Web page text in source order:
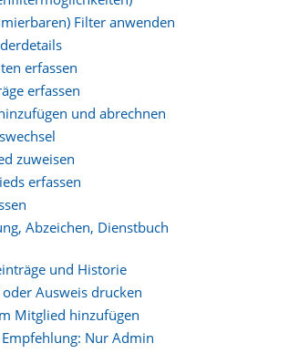
Filter anwenden
erfassen
erfassen
und abrechnen
zuweisen
erfassen
Abzeichen, Dienstbuch
und Historie
Ausweis drucken
Mitglied hinzufügen
Nur Admin
beim
testen.